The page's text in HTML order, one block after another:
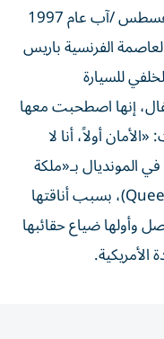
ولقيت الأميرة ديانا مصرعها في 31 أغسطس /آب عام 1997
الفرنسية باريس
للسيارة
وقالت ميغان، الأم لـ3 أطفال، إنها اصطحبت معها
أولاً، أنا لا
المونديال بـ«ملكة
شريكات اللاعبين» (Queen Of The Wags)، بسبب أناقتها
وأولها ضياع حقائبها
الأمريكية.